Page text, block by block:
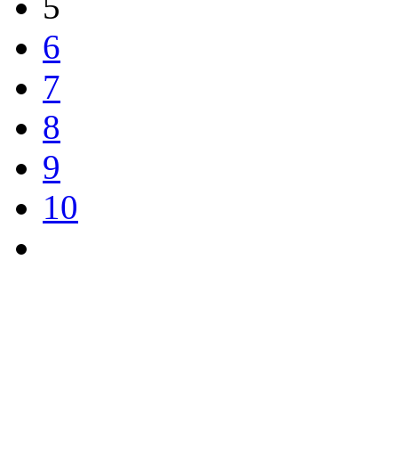
6
7
8
9
10